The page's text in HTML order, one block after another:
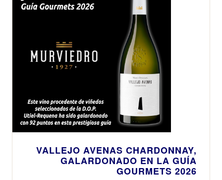
VALLEJO AVENAS CHARDONNAY,
GALARDONADO EN LA GUÍA
GOURMETS 2026